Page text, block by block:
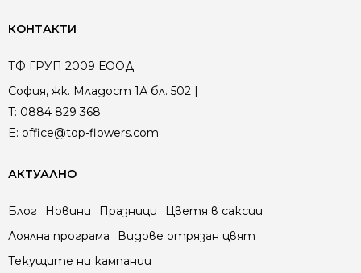
КОНТАКТИ
ТФ ГРУП 2009 ЕООД
София, жк. Младост 1А бл. 502 |
T: 0884 829 368
E: office@top-flowers.com
АКТУАЛНО
Блог Новини Празници
Цветя в саксии
Лоялна програма
Видове отрязан цвят
Текущите ни кампании